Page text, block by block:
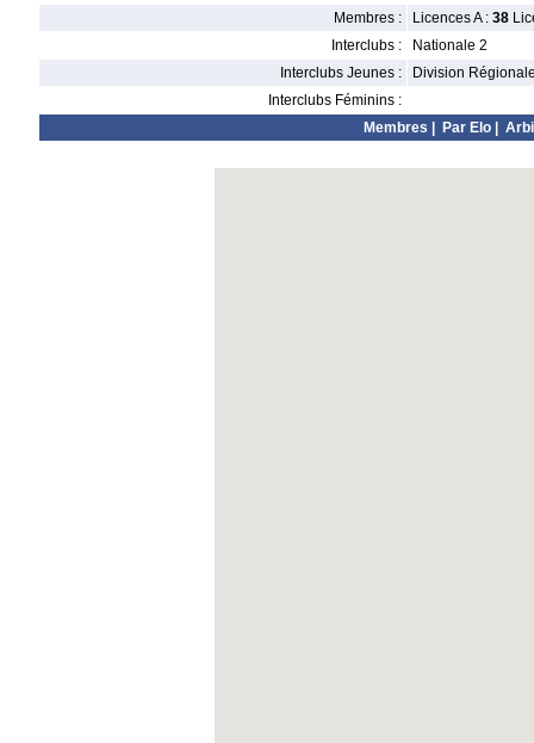
Membres :
Licences A : 38
Interclubs :
Nationale 2
Interclubs Jeunes :
Division
Interclubs Féminins :
Membres
Par Elo